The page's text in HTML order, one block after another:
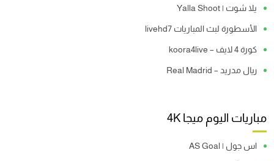
يلا شوت | Yalla Shoot
الأسطورة لبث المباريات livehd7
كورة 4 لايف – koora4live
ريال مدريد – Real Madrid
مباريات اليوم ميجا 4K
اس جول | AS Goal